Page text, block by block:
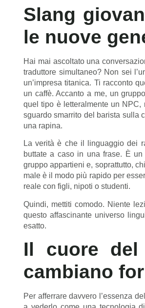
Slang
le nuove
Hai mai ascoltato una
traduttore simultaneo? Non sei
un’impresa titanica. Ti racconto
un caffè. Accanto a me, un
quel tipo è letteralmente un
sguardo smarrito del barista sulla
una rapina.
La verità è che il linguaggio dei
buttate a caso in una frase. È
gruppo appartieni e, soprattutto,
male è il modo più rapido per
reale con figli, nipoti o studenti.
Quindi, mettiti comodo. Niente
questo affascinante universo
esatto.
Il cuore del
cambiano
Per afferrare davvero l’essenza